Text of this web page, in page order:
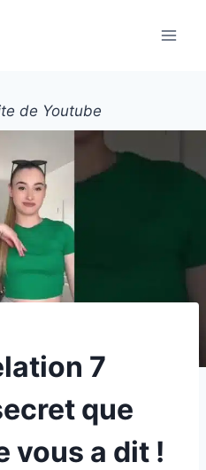
de Youtube
7
que
vous a dit !